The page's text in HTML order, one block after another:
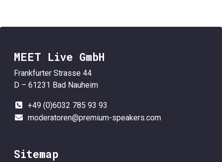
MEET Live GmbH
Frankfurter Strasse 44
D – 61231 Bad Nauheim
+49 (0)6032 785 93 93
moderatoren@premium-speakers.com
Sitemap